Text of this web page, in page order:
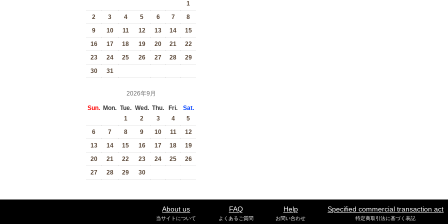
1
2
3 4 5 6 7
8
9
10 11 12 13 14
15
16
17 18 19 20 21
22
23
24 25 26 27 28
29
30
31
2026年9月
Sun. Mon. Tue. Wed. Thu. Fri.
Sat.
1
2 3 4
5
6
7 8 9 10 11
12
13
14 15 16 17 18
19
20
21 22 23 24 25
26
27
28 29 30
About us
当サイトについて
FAQ
よくあるご質問
Help
お問い合わせ
Specified commercial transaction act
特定商取引法に基づく表記